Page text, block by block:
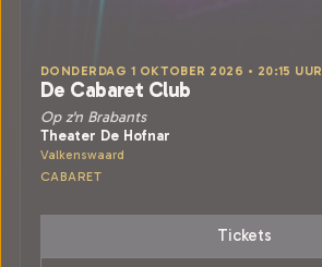
DONDERDAG 1 OKTOBER 2026 • 20:15 UUR
De Cabaret Club
Op z'n Brabants
Theater De Hofnar
Valkenswaard
CABARET
Tickets